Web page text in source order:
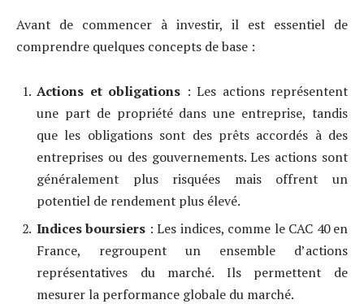
Avant de commencer à investir, il est essentiel de
comprendre quelques concepts de base :
Actions et obligations : Les actions représentent
une part de propriété dans une entreprise, tandis
que les obligations sont des prêts accordés à des
entreprises ou des gouvernements. Les actions sont
généralement plus risquées mais offrent un
potentiel de rendement plus élevé.
Indices boursiers : Les indices, comme le CAC 40 en
France, regroupent un ensemble d’actions
représentatives du marché. Ils permettent de
mesurer la performance globale du marché.